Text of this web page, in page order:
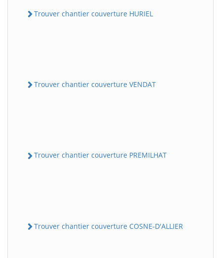
Trouver chantier couverture HURIEL
Trouver chantier couverture VENDAT
Trouver chantier couverture PREMILHAT
Trouver chantier couverture COSNE-D'ALLIER